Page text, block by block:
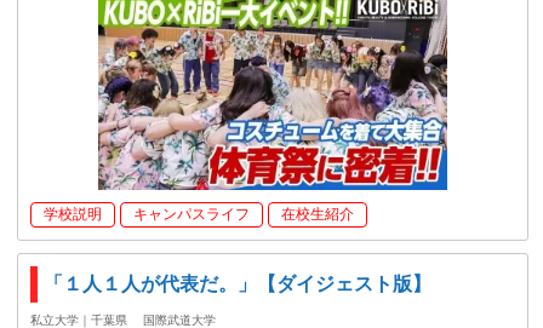
学校説明 キャンパスライフ 在校生紹介
「１人１人が代表だ。」【ダイジェスト版】
私立大学｜千葉県 国際武道大学